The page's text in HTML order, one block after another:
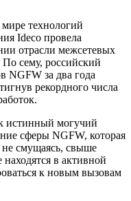
Ideco провела
отрасли межсетевых
сему, российский
NGFW за два года
рекордного числа
истинный могучий
сферы NGFW, которая
смущаясь, свыше
в активной
к новым вызовам